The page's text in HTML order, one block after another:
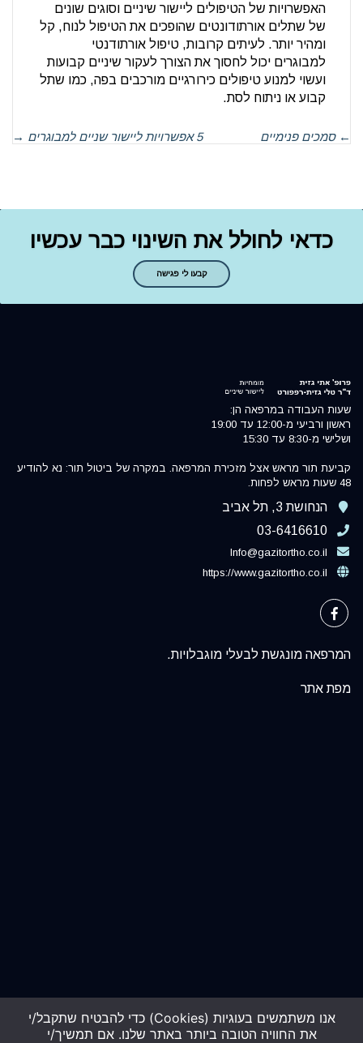
האפשרויות של הטיפולים ליישור שיניים וסוגים שונים
של שתלים אורתודונטים שהופכים את הטיפול לנוח, קל
ומהיר יותר. לעיתים קרובות, טיפול אורתודנטי
למבוגרים יכול לחסוך את הצורך לעקור שיניים קבועות
ועשוי למנוע טיפולים כירורגיים מורכבים בפה, כמו שתל
קבוע או ניתוח לסת.
← סמכים פנימיים 5 אפשרויות ליישור שניים למבוגרים →
כדאי לחולל את השינוי כבר עכשיו
קבעו לי פגישה
שעות העבודה במרפאה הן:
ראשון ורביעי מ-12:00 עד 19:00
ושלישי מ-8:30 עד 15:30
קביעת תור מראש אצל מזכירת המרפאה. במקרה של ביטול תור: נא להודיע
48 שעות מראש לפחות.
הנחושת 3, תל אביב
03-6416610
Info@gazitortho.co.il
https://www.gazitortho.co.il
המרפאה מונגשת לבעלי מוגבלויות.
מפת אתר
אנו משתמשים בעוגיות (Cookies) כדי להבטיח שתקבל/י
את החוויה הטובה ביותר באתר שלנו. אם תמשיך/י